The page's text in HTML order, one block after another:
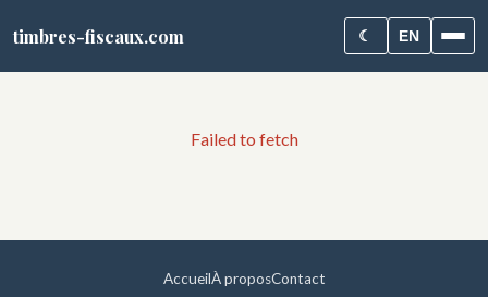
timbres-fiscaux.com ☾ EN
Failed to fetch
AccueilÀ proposContact